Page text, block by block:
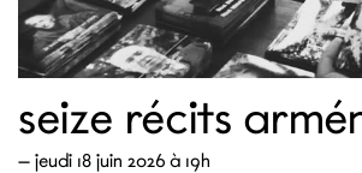
seize récits
— jeudi 18 juin 2026 à 19h